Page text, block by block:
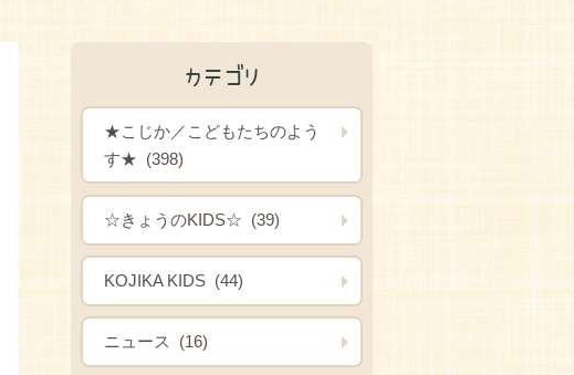
カテゴリ
★こじか／こどもたちのよう
す★ (398)
☆きょうのKIDS☆ (39)
KOJIKA KIDS (44)
ニュース (16)